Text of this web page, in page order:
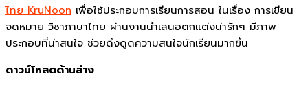
ไทย KruNoon เพื่อใช้ประกอบการเรียนการสอน ในเรื่อง การเขียน
จดหมาย วิชาภาษาไทย ผ่านงานนำเสนอตกแต่งน่ารักๆ มีภาพ
ประกอบที่น่าสนใจ ช่วยดึงดูดความสนใจนักเรียนมากขึ้น
ดาวน์โหลดด้านล่าง